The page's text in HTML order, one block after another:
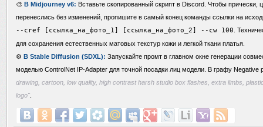
🎨 В Midjourney v6: Вставьте скопированный скрипт в Discord. Чтобы
перенеслись без изменений, пропишите в самый конец команды ссылки на
--cref [ссылка_на_фото_1] [ссылка_на_фото_2] --cw 100 .
для сохранения естественных матовых текстур кожи и легкой ткани платья.
⚙️ В Stable Diffusion (SDXL): Запускайте промт в главном окне генерации
моделью ControlNet IP-Adapter для точной посадки лиц модели. В графу Negative
drawing, cartoon, low quality, high contrast harsh studio box flashes, extra limbs,
logo"